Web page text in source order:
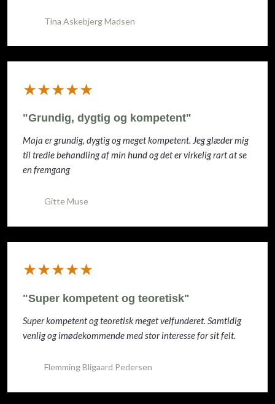
Tina Askebjerg Madsen
​★★★★★
"Grundig, dygtig og kompetent"
Maja er grundig, dygtig og meget kompetent. Jeg glæder mig
til tredie behandling af min hund og det er virkelig rart at se
en fremgang
Gitte Muse
​★★★★★
"Super kompetent og teoretisk"
Super kompetent og teoretisk meget velfunderet. Samtidig
venlig og imødekommende med stor interesse for sit felt.
Flemming Bligaard Pedersen